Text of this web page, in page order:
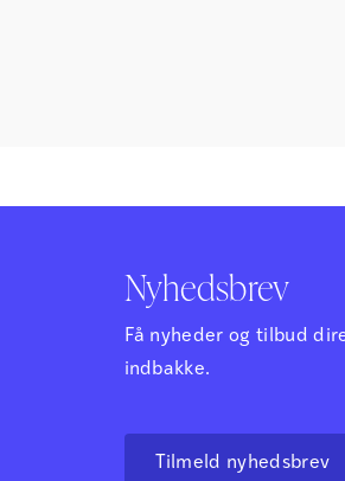
Nyhedsbrev
Få nyheder og tilbud
indbakke.
Tilmeld nyhedsbrev